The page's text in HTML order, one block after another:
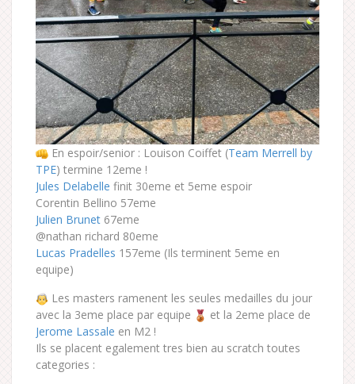
En espoir/senior : Louison Coiffet (Team Merrell by
TPE) termine 12eme !
Jules Delabelle finit 30eme et 5eme espoir
Corentin Bellino 57eme
Julien Brunet 67eme
@nathan richard 80eme
Lucas Pradelles 157eme (Ils terminent 5eme en
equipe)
Les masters ramenent les seules medailles du jour
avec la 3eme place par equipe
et la 2eme place de
Jerome Lassale en M2 !
Ils se placent egalement tres bien au scratch toutes
categories :